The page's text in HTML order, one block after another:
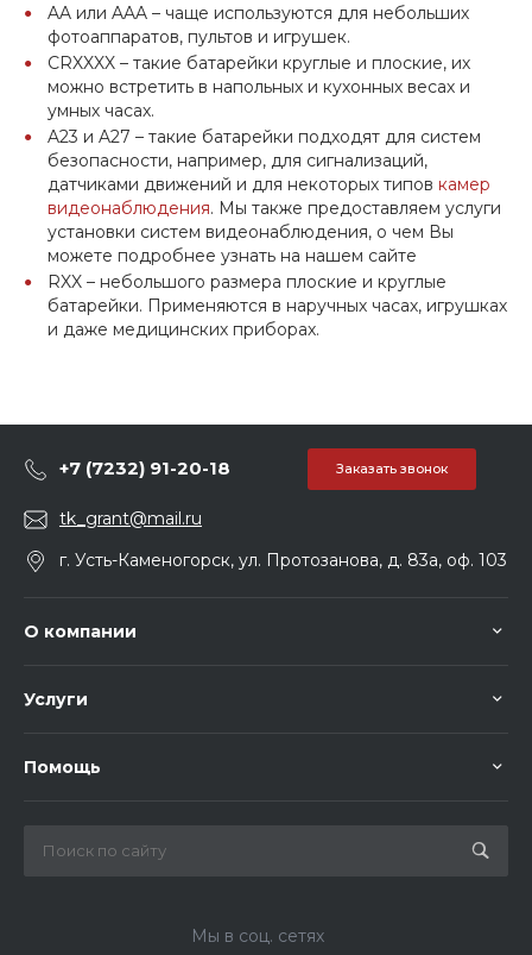
AA или AAA – чаще используются для небольших
фотоаппаратов, пультов и игрушек.
CRXXXX – такие батарейки круглые и плоские, их
можно встретить в напольных и кухонных весах и
умных часах.
A23 и A27 – такие батарейки подходят для систем
безопасности, например, для сигнализаций,
датчиками движений и для некоторых типов камер
видеонаблюдения. Мы также предоставляем услуги
установки систем видеонаблюдения, о чем Вы
можете подробнее узнать на нашем сайте
RXX – небольшого размера плоские и круглые
батарейки. Применяются в наручных часах, игрушках
и даже медицинских приборах.
+7 (7232) 91-20-18 Заказать звонок
tk_grant@mail.ru
г. Усть-Каменогорск, ул. Протозанова, д. 83а, оф. 103
О компании
Услуги
Помощь
Мы в соц. сетях